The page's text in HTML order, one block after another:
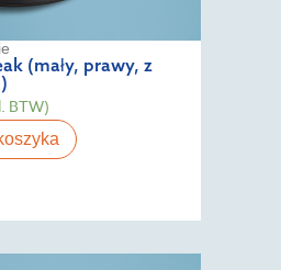
(mały, prawy, z
BTW)